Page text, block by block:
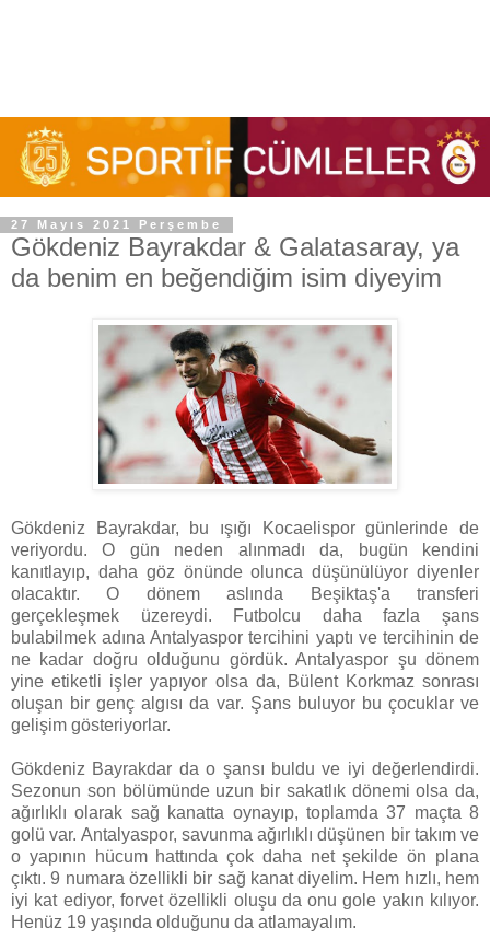
27 Mayıs 2021 Perşembe
Gökdeniz Bayrakdar & Galatasaray, ya
da benim en beğendiğim isim diyeyim
Gökdeniz Bayrakdar, bu ışığı Kocaelispor günlerinde de
veriyordu. O gün neden alınmadı da, bugün kendini
kanıtlayıp, daha göz önünde olunca düşünülüyor diyenler
olacaktır. O dönem aslında Beşiktaş'a transferi
gerçekleşmek üzereydi. Futbolcu daha fazla şans
bulabilmek adına Antalyaspor tercihini yaptı ve tercihinin de
ne kadar doğru olduğunu gördük. Antalyaspor şu dönem
yine etiketli işler yapıyor olsa da, Bülent Korkmaz sonrası
oluşan bir genç algısı da var. Şans buluyor bu çocuklar ve
gelişim gösteriyorlar.
Gökdeniz Bayrakdar da o şansı buldu ve iyi değerlendirdi.
Sezonun son bölümünde uzun bir sakatlık dönemi olsa da,
ağırlıklı olarak sağ kanatta oynayıp, toplamda 37 maçta 8
golü var. Antalyaspor, savunma ağırlıklı düşünen bir takım ve
o yapının hücum hattında çok daha net şekilde ön plana
çıktı. 9 numara özellikli bir sağ kanat diyelim. Hem hızlı, hem
iyi kat ediyor, forvet özellikli oluşu da onu gole yakın kılıyor.
Henüz 19 yaşında olduğunu da atlamayalım.